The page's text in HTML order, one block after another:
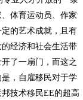
体育运动员、作家
的艺术成就，且有
经济和社会生活带
了一扇门，而这之
，自雇移民对于学
技术移民EE的超高